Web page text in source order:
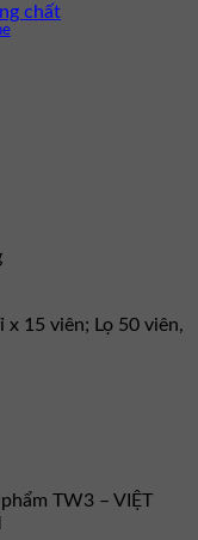
chất
x 15 viên; Lọ 50 viên,
TW3 – VIỆT